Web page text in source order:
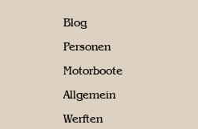
Blog
Personen
Motorboote
Allgemein
Werften